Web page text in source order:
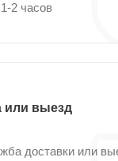
2 часов
или выезд
доставки или